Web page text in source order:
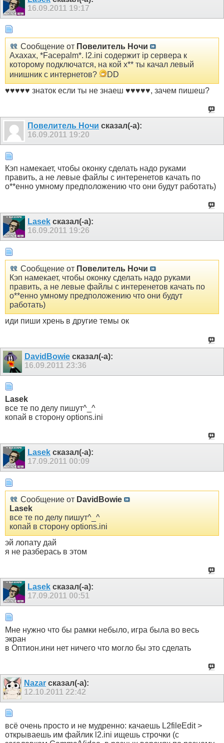
16.09.2011 19:17
Сообщение от Пoвелитель Ночи
Ахахах, *Facepalm*. l2.ini содержит ip сервера к
которому подключатся, на кой х** ты качал левый
инишник с интернетов?
DD
♥♥♥♥♥ знаток если ты не знаеш ♥♥♥♥♥, зачем пишеш?
Пoвелитель Ночи сказал(-а):
16.09.2011 19:20
Кэп намекает, чтобы оконку сделать надо руками
править, а не левые файлы с интеренетов качать по
о**енно умному предположению что они будут работать)
Lasek сказал(-а):
16.09.2011 19:26
Сообщение от Пoвелитель Ночи
Кэп намекает, чтобы оконку сделать надо руками
править, а не левые файлы с интеренетов качать по
о**енно умному предположению что они будут
работать)
иди пиши хрень в другие темы ок
DavidBowieсказал(-а):
16.09.2011 23:36
Lasek
все те по делу пишут^_^
копай в сторону options.ini
Lasek сказал(-а):
17.09.2011 00:09
Сообщение от DavidBowie
Lasek
все те по делу пишут^_^
копай в сторону options.ini
эй лопату дай
я не разберась в этом
Lasek сказал(-а):
17.09.2011 00:51
Мне нужно что бы рамки небыло, игра была во весь
экран
в Оптион.ини нет ничего что могло бы это сделать
Nazarсказал(-а):
12.10.2011 22:42
всё очень просто и не мудренно: качаешь L2fileEdit >
открываешь им файлик l2.ini ищешь строчки (с